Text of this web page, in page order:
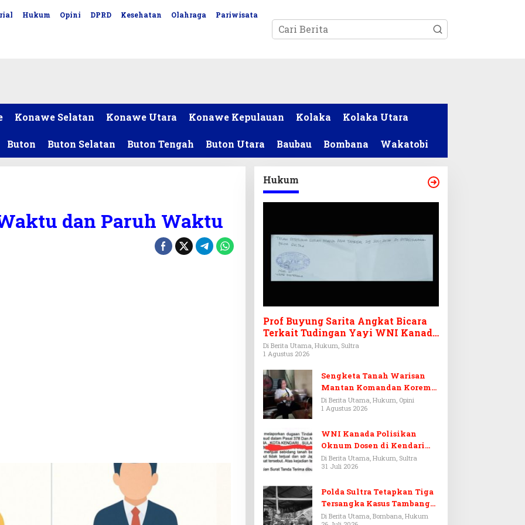
Hukum Opini DPRD Kesehatan Olahraga Pariwisata
Konawe Selatan Konawe Utara Konawe Kepulauan Kolaka Kolaka Utara
Buton Buton Selatan Buton Tengah Buton Utara Baubau Bombana Wakatobi
dan Paruh Waktu
Hukum
Prof Buyung Sarita Angkat Bicara
Terkait Tudingan Yayi WNI Kanada
Ditagih Utang Rp3,6 Miliar
Di Berita Utama, Hukum, Sultra
1 Agustus 2026
Sengketa Tanah Warisan
Mantan Komandan Korem
143/HO, Ketika Warisan
Menjadi Arena Pemerasan
Di Berita Utama, Hukum, Opini
1 Agustus 2026
WNI Kanada Polisikan
Oknum Dosen di Kendari
Terkait Aset Puluhan Miliar
Di Berita Utama, Hukum, Sultra
31 Juli 2026
Polda Sultra Tetapkan Tiga
Tersangka Kasus Tambang
Emas Ilegal di Bombana
Di Berita Utama, Bombana, Hukum